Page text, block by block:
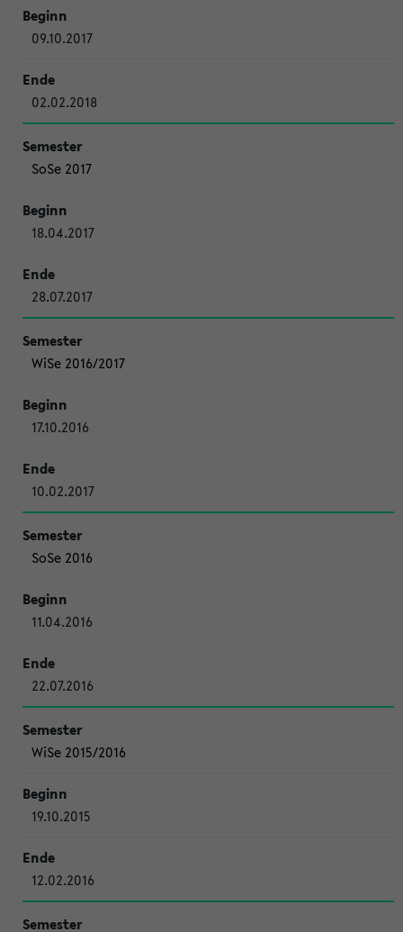
09.10.2017
02.02.2018
SoSe 2017
18.04.2017
28.07.2017
WiSe 2016/2017
17.10.2016
10.02.2017
SoSe 2016
11.04.2016
22.07.2016
WiSe 2015/2016
19.10.2015
12.02.2016